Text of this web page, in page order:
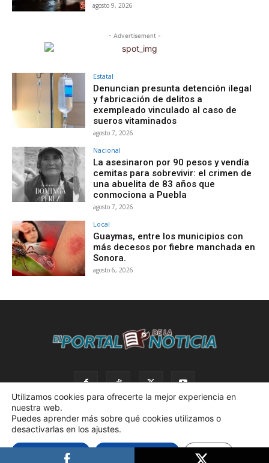
agosto 9, 2026
- Advertisement -
Estatal
Denuncian presunta detención ilegal
y fabricación de delitos a
exempleado vinculado al caso de
sueros vitaminados
agosto 7, 2026
Nacional
La asesinaron por 90 pesos y vendía
cemitas para sobrevivir: el crimen de
una abuelita de 83 años que
conmociona a Puebla
agosto 7, 2026
Local
Guaymas, entre los municipios con
más decesos por fiebre manchada en
Sonora.
agosto 6, 2026
© 2023 El Portal de la Noticia. Todos los derechos reservados. |
Política de privacidad. |
Desarrollado por AdBox
Utilizamos cookies para ofrecerte la mejor experiencia en
nuestra web.
Puedes aprender más sobre qué cookies utilizamos o
desactivarlas en los ajustes.
Aceptar cookies Ajustes